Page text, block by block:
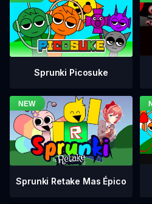
Sprunki Picosuke
Sprunki Retake Mas Épico